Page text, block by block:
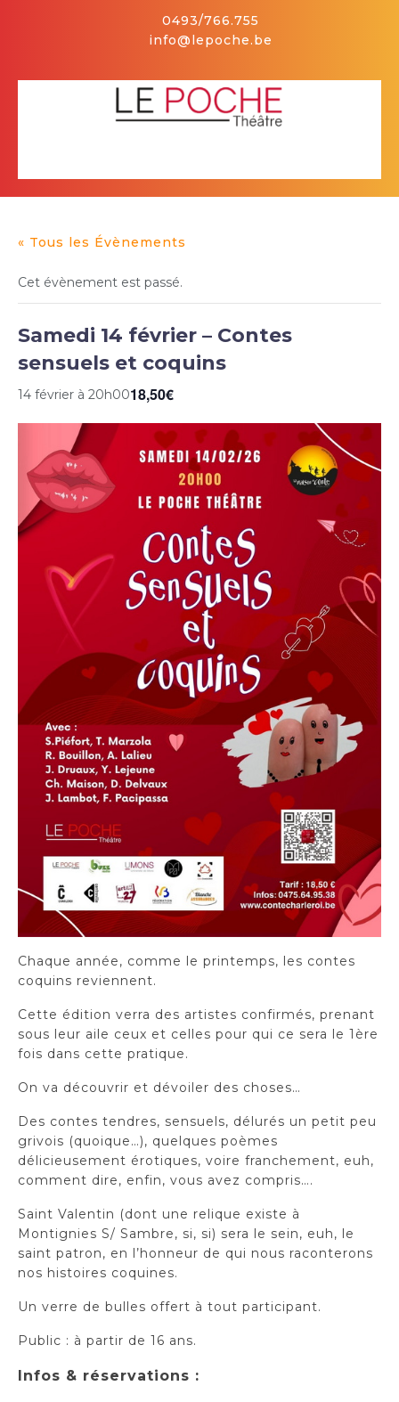
0493/766.755
info@lepoche.be
Button
« Tous les Évènements
Cet évènement est passé.
Samedi 14 février – Contes
sensuels et coquins
14 février à 20h0018,50€
Chaque année, comme le printemps, les contes
coquins reviennent.
Cette édition verra des artistes confirmés, prenant
sous leur aile ceux et celles pour qui ce sera le 1ère
fois dans cette pratique.
On va découvrir et dévoiler des choses…
Des contes tendres, sensuels, délurés un petit peu
grivois (quoique…), quelques poèmes
délicieusement érotiques, voire franchement, euh,
comment dire, enfin, vous avez compris….
Saint Valentin (dont une relique existe à
Montignies S/ Sambre, si, si) sera le sein, euh, le
saint patron, en l’honneur de qui nous raconterons
nos histoires coquines.
Un verre de bulles offert à tout participant.
Public : à partir de 16 ans.
Infos & réservations :